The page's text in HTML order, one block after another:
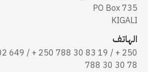
PO Box 735
KIGALI
الهاتف
649 / + 250 788 30 83 19 / + 250
788 30 30 78